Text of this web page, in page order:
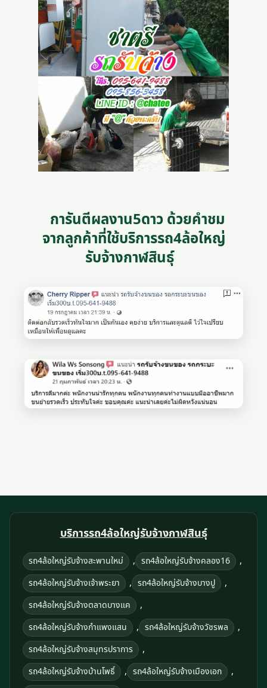
การันตีผลงาน5ดาว ด้วยคำชม
จากลูกค้าที่ใช้บริการรถ4ล้อใหญ่
รับจ้างกาฬสินธุ์
บริการรถ4ล้อใหญ่รับจ้างกาฬสินธุ์
รถ4ล้อใหญ่รับจ้างสะพานใหม่ , รถ4ล้อใหญ่รับจ้างคลอง16 ,
รถ4ล้อใหญ่รับจ้างเจ้าพระยา , รถ4ล้อใหญ่รับจ้างบางปู ,
รถ4ล้อใหญ่รับจ้างตลาดบางแค ,
รถ4ล้อใหญ่รับจ้างกําแพงแสน , รถ4ล้อใหญ่รับจ้างวัชรพล ,
รถ4ล้อใหญ่รับจ้างสมุทรปราการ ,
รถ4ล้อใหญ่รับจ้างบ้านโพธิ์ , รถ4ล้อใหญ่รับจ้างเมืองเอก ,